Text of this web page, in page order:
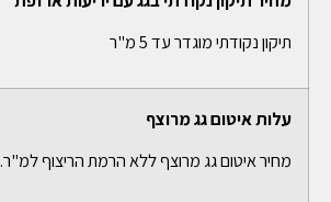
תיקון נקודתי מוגדר עד 5 מ"ר
עלות איטום גג מרוצף
מחיר איטום גג מרוצף ללא הרמת הריצוף למ"ר.